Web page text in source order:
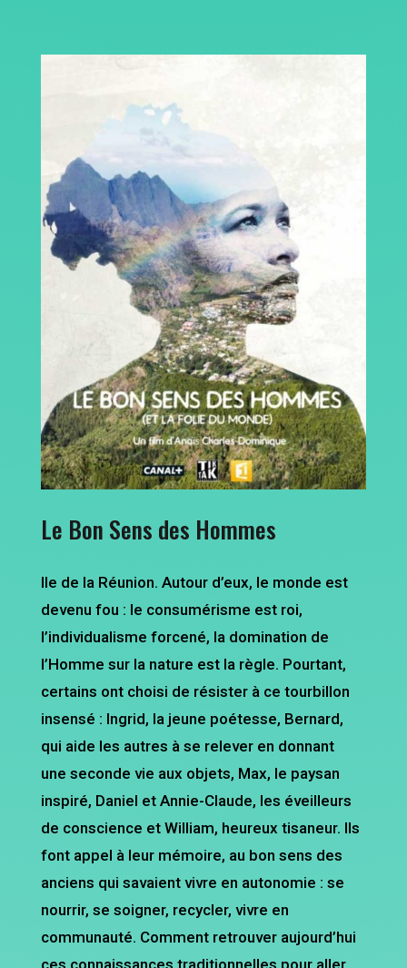
Le Bon Sens des Hommes
Ile de la Réunion. Autour d’eux, le monde est
devenu fou : le consumérisme est roi,
l’individualisme forcené, la domination de
l’Homme sur la nature est la règle. Pourtant,
certains ont choisi de résister à ce tourbillon
insensé : Ingrid, la jeune poétesse, Bernard,
qui aide les autres à se relever en donnant
une seconde vie aux objets, Max, le paysan
inspiré, Daniel et Annie-Claude, les éveilleurs
de conscience et William, heureux tisaneur. Ils
font appel à leur mémoire, au bon sens des
anciens qui savaient vivre en autonomie : se
nourrir, se soigner, recycler, vivre en
communauté. Comment retrouver aujourd’hui
ces connaissances traditionnelles pour aller